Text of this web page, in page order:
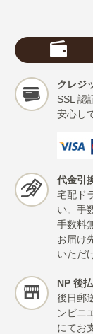
クレジ
SSL 認
安心し
代金引
宅配ド
い。手
手数料
お届け
いただ
NP 後
後日郵
ンビニ
にてお